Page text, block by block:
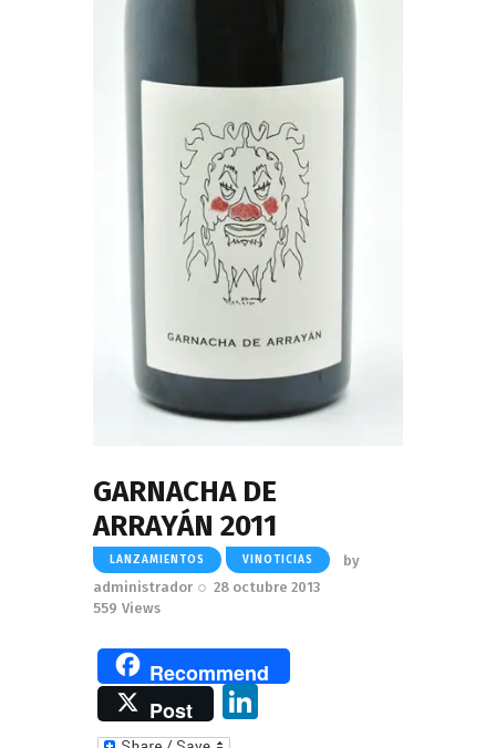
GARNACHA DE
ARRAYÁN 2011
LANZAMIENTOS VINOTICIAS
by
administrador
28 octubre 2013
559 Views
Recommend
Post